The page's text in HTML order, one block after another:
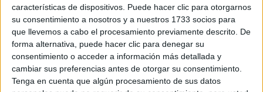
características de dispositivos. Puede hacer clic para otorgarnos
su consentimiento a nosotros y a nuestros 1733 socios para
que llevemos a cabo el procesamiento previamente descrito. De
forma alternativa, puede hacer clic para denegar su
consentimiento o acceder a información más detallada y
cambiar sus preferencias antes de otorgar su consentimiento.
Tenga en cuenta que algún procesamiento de sus datos
Pues bien, en la prueba de acceso para mayores de 25 años
el máximo sigue siendo 10. Entonces, doy por hecho que los
baremos para exigir nota seran totalmente diferentes para los
mayores de 25, no?
Ahora otra cosita, me da vergüenza preguntar , pero es que
soy totalmente nueva en este mundo universitario, jeje. Ahora
que ya se la nota que he sacado, el siguiente paso es